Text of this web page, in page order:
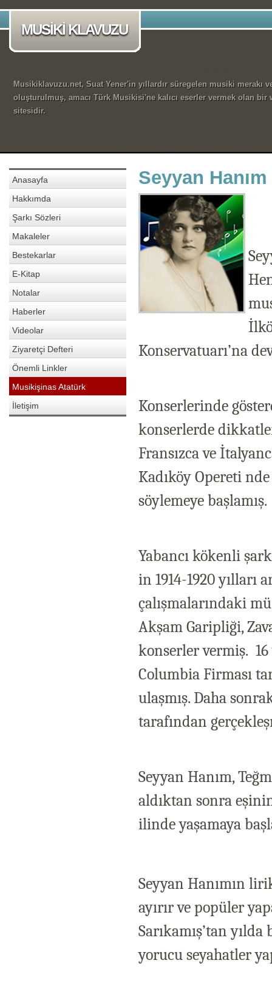
MUSİKİ KLAVUZU
Musikiklavuzu.net, Suat Yener'in yıllardır süregelen musiki merakı
oluşturulmuş, amacı Türk Musikisi'ne kalıcı eserler vermek olan bir
sitesidir.
Anasayfa
Hakkımda
Şarkı Sözleri
Makaleler
Bestekarlar
E-Kitap
Notalar
Haberler
Videolar
Ziyaretçi Defteri
Önemli Linkler
Musikişinas Atatürk
İletişim
Seyyan
Konservatuarı’na
Konserlerinde
konserlerde
Fransızca ve
Kadıköy Opereti
söylemeye başlamış.
Yabancı kökenli
in 1914-1920 yılları
çalışmalarındaki
Akşam Garipliği,
konserler vermiş.
Columbia Firması
ulaşmış. Daha
tarafından
Seyyan Hanım,
aldıktan sonra
ilinde yaşamaya
Seyyan Hanımın
ayırır ve popüler
Sarıkamış’tan
yorucu seyahatler